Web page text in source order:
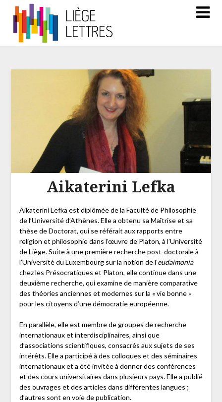
Aikaterini Lefka
Aikaterini Lefka est diplômée de la Faculté de Philosophie
de l’Université d’Athènes. Elle a obtenu sa Maîtrise et sa
thèse de Doctorat, qui se référait aux rapports entre
religion et philosophie dans l’œuvre de Platon, à l’Université
de Liège. Suite à une première recherche post-doctorale à
l’Université du Luxembourg sur la notion de l’eudaimonia
chez les Présocratiques et Platon, elle continue dans une
deuxième recherche, qui examine de manière comparative
des théories anciennes et modernes sur la « vie bonne »
pour les citoyens d’une démocratie européenne.
En parallèle, elle est membre de groupes de recherche
internationaux et interdisciplinaires, ainsi que
d’associations scientifiques, consacrés aux sujets de ses
intérêts. Elle a participé à des colloques et des séminaires
internationaux et a été invitée à donner des conférences
et des cours universitaires dans plusieurs pays. Elle a publié
des ouvrages et des articles dans différentes langues ;
d’autres sont en voie de publication.